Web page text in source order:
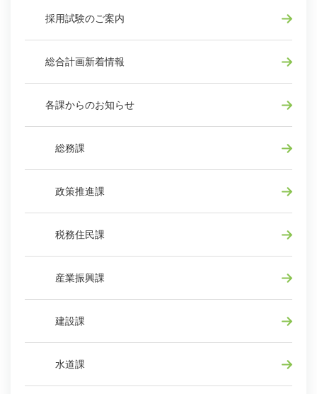
採用試験のご案内
総合計画新着情報
各課からのお知らせ
総務課
政策推進課
税務住民課
産業振興課
建設課
水道課